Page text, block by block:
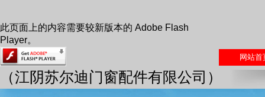
（江阴苏尔迪门窗配件有限公司）
此页面上的内容需要较新版本的 Adobe Flash
Player。
网站首